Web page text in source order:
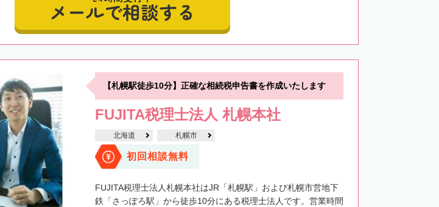
メールで相談する
【札幌駅徒歩10分】正確な相続税申告書を作成いたします
FUJITA税理士法人 札幌本社
北海道 札幌市
初回相談無料
FUJITA税理士法人札幌本社はJR「札幌駅」および札幌市営地下
鉄「さっぽろ駅」から徒歩10分にある税理士法人です。営業時間